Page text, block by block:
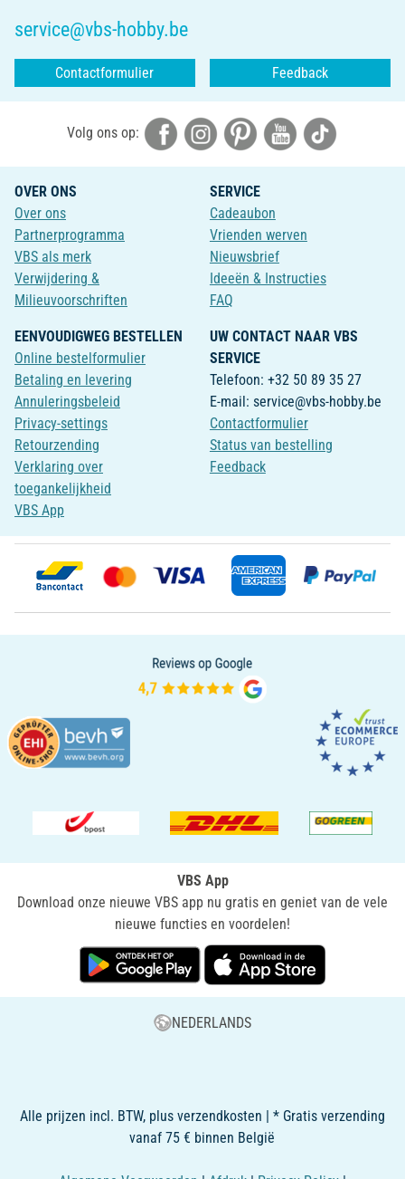
service@vbs-hobby.be
Contactformulier Feedback
Volg ons op:
OVER ONS
Over ons
Partnerprogramma
VBS als merk
Verwijdering &
Milieuvoorschriften
SERVICE
Cadeaubon
Vrienden werven
Nieuwsbrief
Ideeën & Instructies
FAQ
EENVOUDIGWEG BESTELLEN
Online bestelformulier
Betaling en levering
Annuleringsbeleid
Privacy-settings
Retourzending
Verklaring over
toegankelijkheid
VBS App
UW CONTACT NAAR VBS
SERVICE
Telefoon: +32 50 89 35 27
E-mail: service@vbs-hobby.be
Contactformulier
Status van bestelling
Feedback
VBS App
Download onze nieuwe VBS app nu gratis en geniet van de vele
nieuwe functies en voordelen!
NEDERLANDS
Alle prijzen incl. BTW, plus verzendkosten | * Gratis verzending
vanaf 75 € binnen België